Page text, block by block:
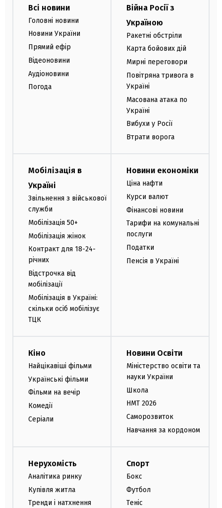
Всі новини
Головні новини
Новини України
Прямий ефір
Відеоновини
Аудіоновини
Погода
Війна Росії з
Україною
Ракетні обстріли
Карта бойових дій
Мирні переговори
Повітряна тривога в
Україні
Масована атака по
Україні
Вибухи у Росії
Втрати ворога
Мобілізація в
Україні
Звільнення з військової
служби
Мобілізація 50+
Мобілізація жінок
Контракт для 18-24-
річних
Відстрочка від
мобілізації
Мобілізація в Україні:
скільки осіб мобілізує
ТЦК
Новини економіки
Ціна нафти
Курси валют
Фінансові новини
Тарифи на комунальні
послуги
Податки
Пенсія в Україні
Кіно
Найцікавіші фільми
Українські фільми
Фільми на вечір
Комедії
Серіали
Новини Освіти
Міністерство освіти та
науки України
Школа
НМТ 2026
Саморозвиток
Навчання за кордоном
Нерухомість
Аналітика ринку
Купівля житла
Тренди і натхнення
Спорт
Бокс
Футбол
Теніс